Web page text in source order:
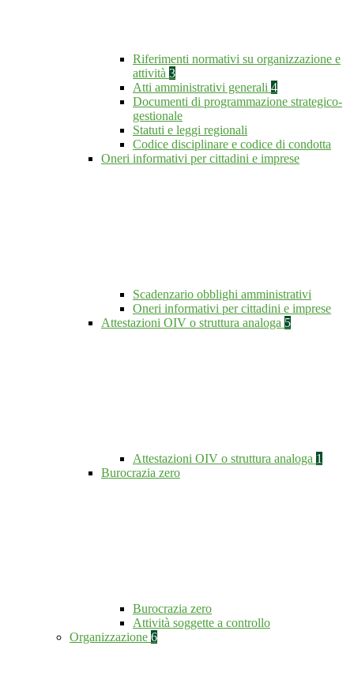
Riferimenti normativi su organizzazione e
attività 3
Atti amministrativi generali 4
Documenti di programmazione strategico-
gestionale
Statuti e leggi regionali
Codice disciplinare e codice di condotta
Oneri informativi per cittadini e imprese
Scadenzario obblighi amministrativi
Oneri informativi per cittadini e imprese
Attestazioni OIV o struttura analoga 5
Attestazioni OIV o struttura analoga 1
Burocrazia zero
Burocrazia zero
Attività soggette a controllo
Organizzazione 6